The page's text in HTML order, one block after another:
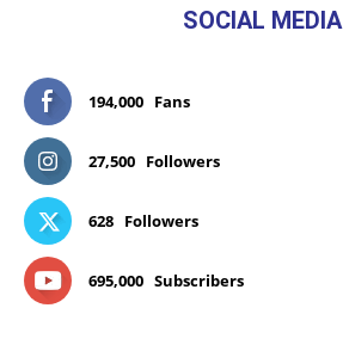
SOCIAL MEDIA
194,000 Fans
27,500 Followers
628 Followers
695,000 Subscribers